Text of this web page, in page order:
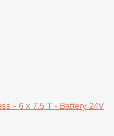
- 6 x 7.5 T - Battery 24V